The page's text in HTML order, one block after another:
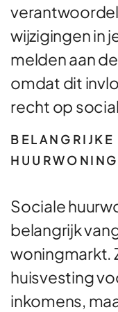
wijzigingen in
melden aan
omdat dit
recht op
Sociale
belangrijk
woningmarkt.
huisvesting
inkomens,